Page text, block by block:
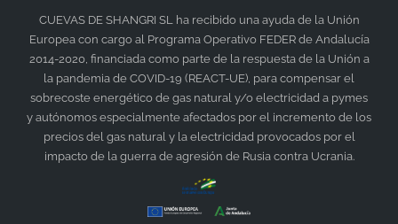
CUEVAS DE SHANGRI SLha recibido una ayuda de la Unión
Europea con cargo al Programa Operativo FEDER de Andalucía
2014-2020, financiada como parte de la respuesta de la Unión a
la pandemia de COVID-19 (REACT-UE), para compensar el
sobrecoste energético de gas natural y/o electricidad a pymes
y autónomos especialmente afectados por el incremento de los
precios del gas natural y la electricidad provocados por el
impacto de la guerra de agresión de Rusia contra Ucrania.